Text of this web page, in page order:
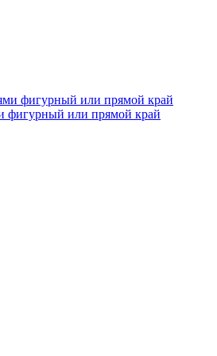
фигурный или прямой край